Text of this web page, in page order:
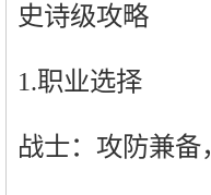
史诗级攻略
1.职业选择
战士：攻防兼备